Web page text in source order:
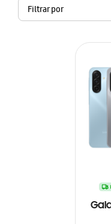
Filtrar por